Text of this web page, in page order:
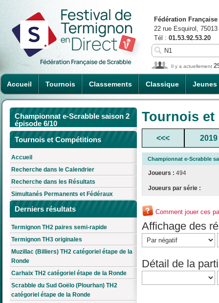
Accueil Tournois Classements Classique Jeunes
Fédération
22 rue Esquirol,
Tél : 01.53.92.53.20
Il y a actuellement
Championnat e-Scrabble saison 2
épisode 6/10
Tournois et Compétitions
Accueil
Recherche dans le Calendrier
Recherche dans les Résultats
Simultanés Permanents et Fédéraux
Derniers résultats
Termignon TH2 paires semi-rapide
Termignon TH3 originales
Muzillac (Billiers) TH2 catégoriel étape de la
Ronde
Carhaix TH2 catégoriel étape de la Ronde
Scrabble du Sud Goëlo (Plourhan) TH2
catégoriel étape de la Ronde
Tournois
<<< 2019
Championnat e-Scrabble
Joueurs : 494
Joueurs par série :
Comment jouer ces
Affichage des
Détail de la